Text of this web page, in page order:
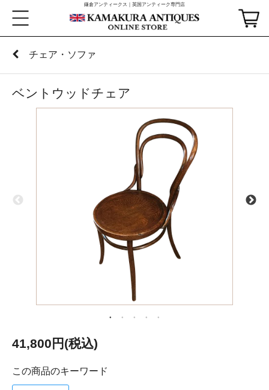
鎌倉アンティークス｜英国アンティーク専門店
チェア・ソファ
ベントウッドチェア
41,800円(税込)
この商品のキーワード